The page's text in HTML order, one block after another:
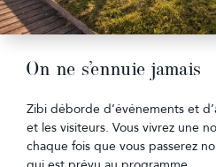
On ne s’ennuie jamais
Zibi déborde d’événements et
et les visiteurs. Vous vivrez une
chaque fois que vous passerez